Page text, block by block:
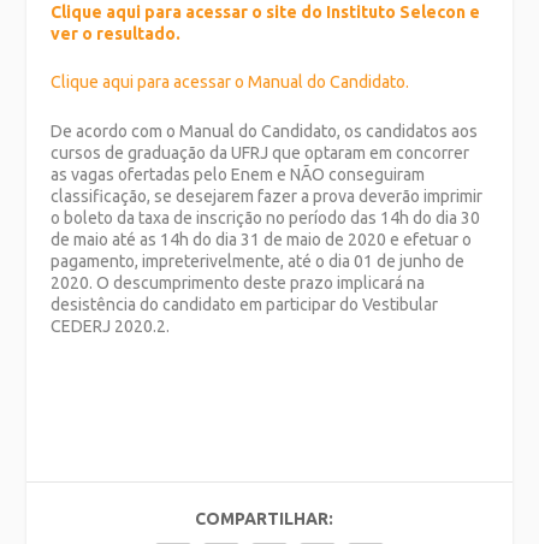
Clique aqui para acessar o site do Instituto Selecon e
ver o resultado.
Clique aqui para acessar o Manual do Candidato.
De acordo com o Manual do Candidato, os candidatos aos
cursos de graduação da UFRJ que optaram em concorrer
as vagas ofertadas pelo Enem e NÃO conseguiram
classificação, se desejarem fazer a prova deverão imprimir
o boleto da taxa de inscrição no período das 14h do dia 30
de maio até as 14h do dia 31 de maio de 2020 e efetuar o
pagamento, impreterivelmente, até o dia 01 de junho de
2020. O descumprimento deste prazo implicará na
desistência do candidato em participar do Vestibular
CEDERJ 2020.2.
COMPARTILHAR: